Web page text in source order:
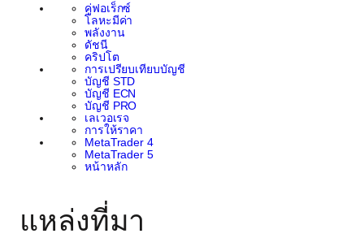
คู่ฟอเร็กซ์
โลหะมีค่า
พลังงาน
ดัชนี
คริปโต
การเปรียบเทียบบัญชี
บัญชี STD
บัญชี ECN
บัญชี PRO
เลเวอเรจ
การให้ราคา
MetaTrader 4
MetaTrader 5
หน้าหลัก
แหล่งที่มา